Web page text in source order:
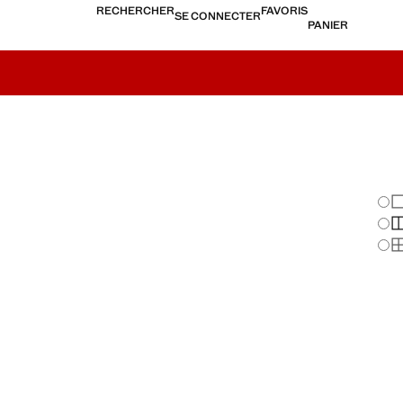
RECHERCHERSE CONNECTERFAVORIS
PANIER